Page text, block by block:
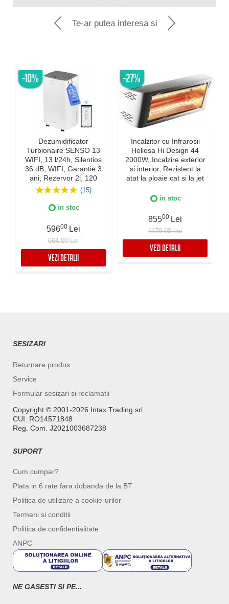
Te-ar putea interesa si
-10%
Dezumidificator
Turbionaire SENSO 13
WIFI, 13 l/24h, Silentios
36 dB, WIFI, Garantie 3
ani, Rezervor 2l, 120
m³/h, Control digital,
Indicator luminos
umiditate, Timer, Display
(15)
in stoc
59600 Lei
664.00 Lei
VEZI DETALII
-27%
Incalzitor cu Infrarosii
Heliosa Hi Design 44
2000W, Incalzire exterior
si interior, Rezistent la
atat la ploaie cat si la jet
Culoare Alba, IPX5
in stoc
85500 Lei
1179.00 Lei
VEZI DETALII
SESIZARI
Returnare produs
Service
Formular sesizari si reclamatii
Copyright ©️ 2001-2026 Intax Trading srl
CUI: RO14571848
Reg. Com. J2021003687238
SUPORT
Cum cumpar?
Plata in 6 rate fara dobanda de la BT
Politica de utilizare a cookie-urilor
Termeni si conditii
Politica de confidentialitate
ANPC
NE GASESTI SI PE...